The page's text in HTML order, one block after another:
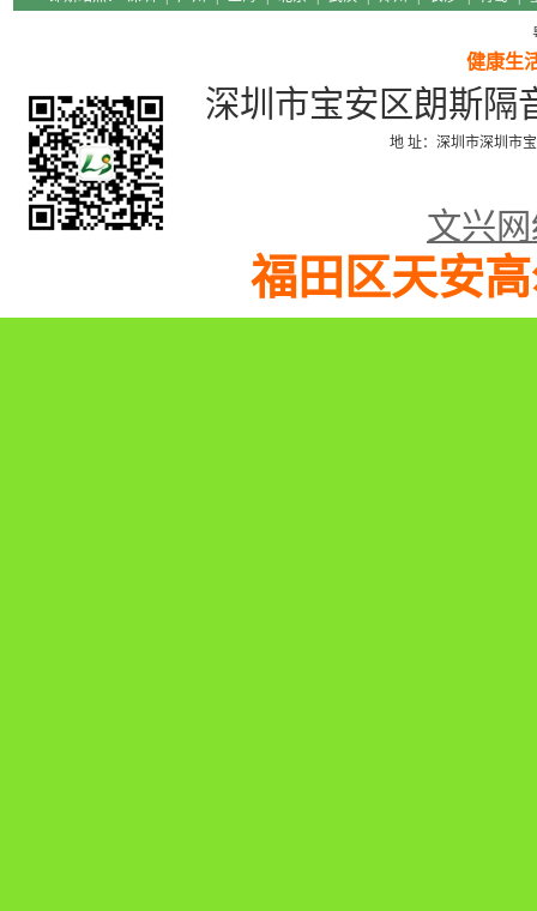
健康生
深圳市宝安区朗斯隔
地 址：深圳市深圳市
文兴
福田区天安